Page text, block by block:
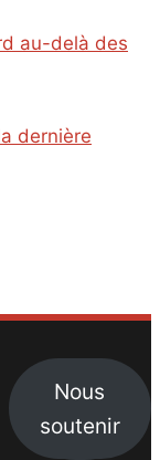
au-delà des
dernière
Nous
soutenir